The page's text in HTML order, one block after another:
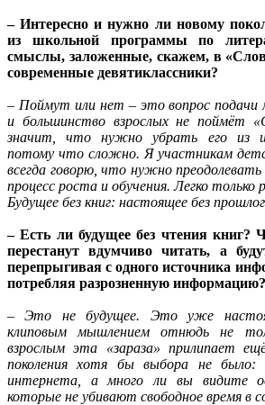
– Интересно и нужно ли новому
из школьной программы по
смыслы, заложенные, скажем, в
современные девятиклассники?
– Поймут или нет – это вопрос подачи
и большинство взрослых не поймёт
значит, что нужно убрать его из
потому что сложно. Я участникам
всегда говорю, что нужно
процесс роста и обучения. Легко только
Будущее без книг: настоящее без
– Есть ли будущее без чтения книг?
перестанут вдумчиво читать, а
перепрыгивая с одного источника
потребляя разрозненную информацию?
– Это не будущее. Это уже
клиповым мышлением отнюдь не
взрослым эта «зараза» прилипает
поколения хотя бы выбора не было:
интернета, а много ли вы видите
которые не убивают свободное время в